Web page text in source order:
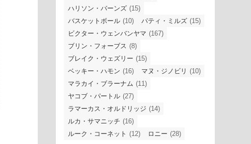
ハリソン・バーンズ (15)
バスケットボール (10) パティ・ミルズ (15)
ビクター・ウェンバンヤマ (167)
ブリン・フォーブス (8)
ブレイク・ウェズリー (15)
ベッキー・ハモン (16) マヌ・ジノビリ (10)
マラカイ・ブラーナム (11)
ヤコブ・パートル (27)
ラマーカス・オルドリッジ (14)
ルカ・サマニッチ (16)
ルーク・コーネット (12) ロニー (28)